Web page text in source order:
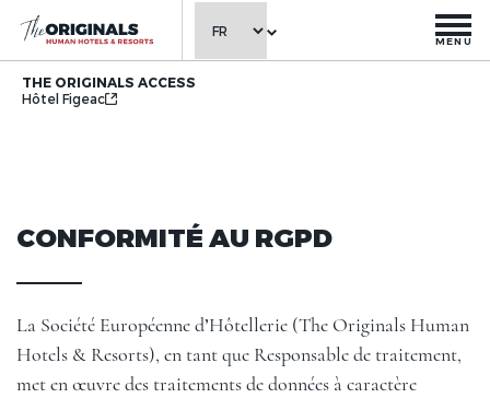
MENU
THE ORIGINALS ACCESS
Hôtel Figeac
CONFORMITÉ AU RGPD
La Société Européenne d’Hôtellerie (The Originals Human
Hotels & Resorts), en tant que Responsable de traitement,
met en œuvre des traitements de données à caractère